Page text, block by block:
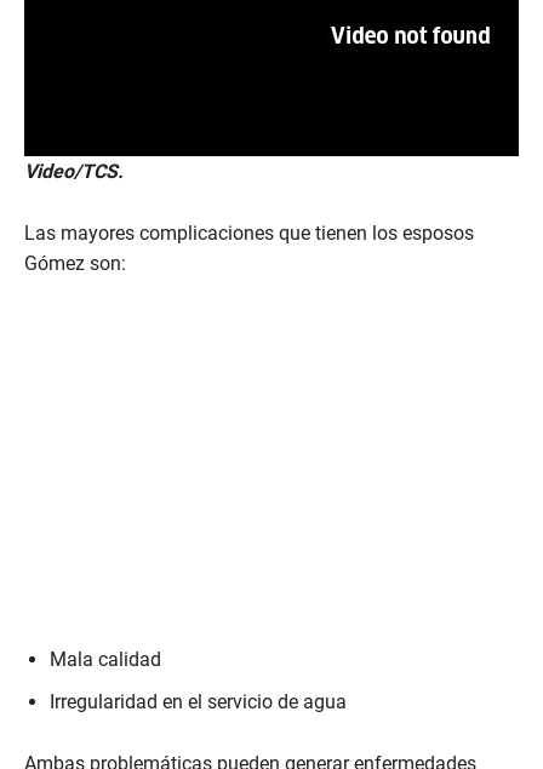
Video/TCS.
Las mayores complicaciones que tienen los esposos
Gómez son:
Mala calidad
Irregularidad en el servicio de agua
Ambas problemáticas pueden generar enfermedades